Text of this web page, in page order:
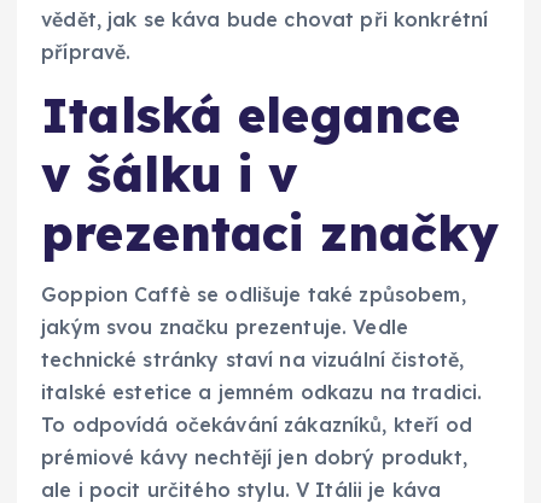
vědět, jak se káva bude chovat při konkrétní
přípravě.
Italská elegance
v šálku i v
prezentaci značky
Goppion Caffè se odlišuje také způsobem,
jakým svou značku prezentuje. Vedle
technické stránky staví na vizuální čistotě,
italské estetice a jemném odkazu na tradici.
To odpovídá očekávání zákazníků, kteří od
prémiové kávy nechtějí jen dobrý produkt,
ale i pocit určitého stylu. V Itálii je káva